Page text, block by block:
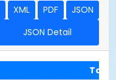
XML PDF
JSON
JSON Detail